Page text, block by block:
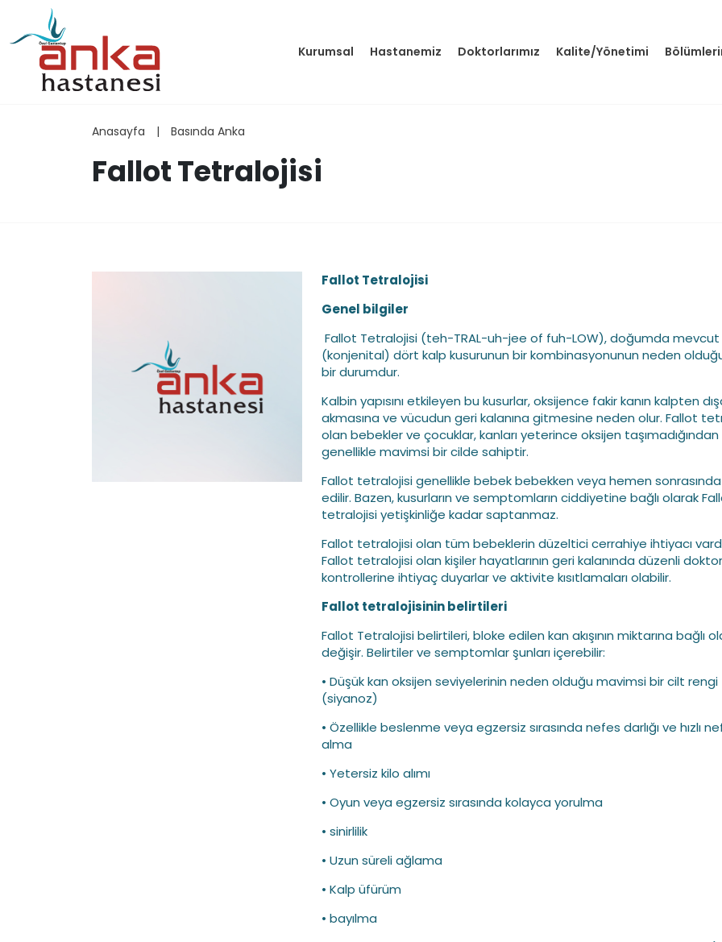
Kurumsal Hastanemiz Doktorlarımız Kalite/Yönetimi
Anasayfa | Basında Anka
Fallot Tetralojisi
Fallot Tetralojisi
Genel bilgiler
Fallot Tetralojisi (teh-TRAL-uh-jee of fuh-LOW), doğumda mevcut
(konjenital) dört kalp kusurunun bir kombinasyonunun neden
bir durumdur.
Kalbin yapısını etkileyen bu kusurlar, oksijence fakir kanın kalpten
akmasına ve vücudun geri kalanına gitmesine neden olur. Fallot
olan bebekler ve çocuklar, kanları yeterince oksijen taşımadığından
genellikle mavimsi bir cilde sahiptir.
Fallot tetralojisi genellikle bebek bebekken veya hemen
edilir. Bazen, kusurların ve semptomların ciddiyetine bağlı olarak
tetralojisi yetişkinliğe kadar saptanmaz.
Fallot tetralojisi olan tüm bebeklerin düzeltici cerrahiye ihtiyacı
Fallot tetralojisi olan kişiler hayatlarının geri kalanında düzenli doktor
kontrollerine ihtiyaç duyarlar ve aktivite kısıtlamaları olabilir.
Fallot tetralojisinin belirtileri
Fallot Tetralojisi belirtileri, bloke edilen kan akışının miktarına bağlı
değişir. Belirtiler ve semptomlar şunları içerebilir:
• Düşük kan oksijen seviyelerinin neden olduğu mavimsi bir cilt rengi
(siyanoz)
• Özellikle beslenme veya egzersiz sırasında nefes darlığı ve hızlı
alma
• Yetersiz kilo alımı
• Oyun veya egzersiz sırasında kolayca yorulma
• sinirlilik
• Uzun süreli ağlama
• Kalp üfürüm
• bayılma